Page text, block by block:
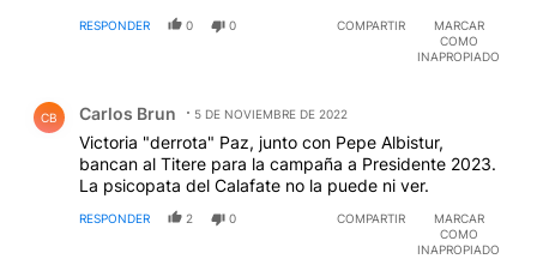
que corresponde , tenemos a vicky y pablo dos
progres con mucama y tenemos a vicky y pepe. que
RESPONDER 0 0 COMPARTIR
MARCAR
COMO
INAPROPIADO
CB Carlos Brun 5 DE NOVIEMBRE DE 2022
Victoria "derrota" Paz, junto con Pepe Albistur,
bancan al Titere para la campaña a Presidente 2023.
La psicopata del Calafate no la puede ni ver.
RESPONDER 2 0 COMPARTIR
MARCAR
COMO
INAPROPIADO